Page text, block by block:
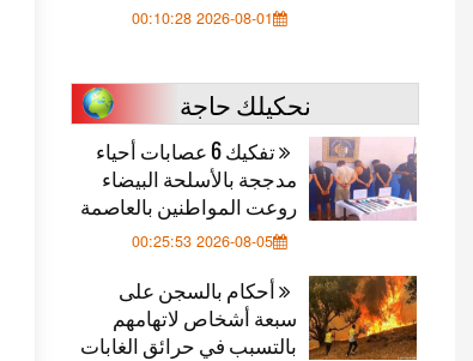
2026-08-01 00:10:28
نحكيلك حاجة
تفكيك 6 عصابات أحياء
مدججة بالأسلحة البيضاء
روعت المواطنين بالعاصمة
2026-08-05 00:25:53
أحكام بالسجن على
سبعة أشخاص لاتهامهم
بالتسبب في حرائق الغابات